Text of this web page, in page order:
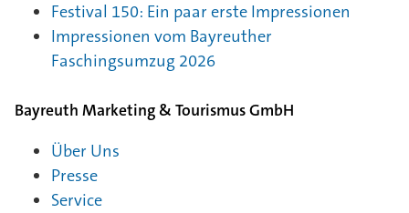
Festival 150: Ein paar erste Impressionen
Impressionen vom Bayreuther
Faschingsumzug 2026
Bayreuth Marketing & Tourismus GmbH
Über Uns
Presse
Service